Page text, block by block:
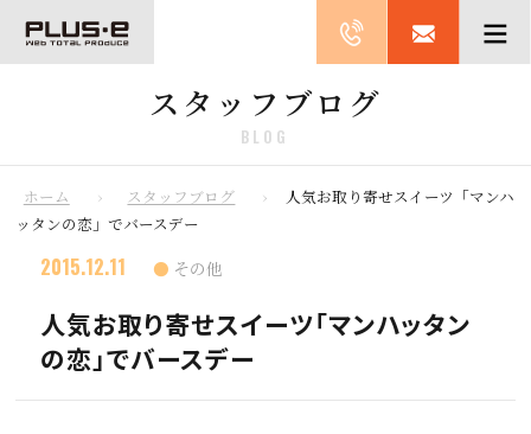
スタッフブログ
BLOG
ホーム スタッフブログ
人気お取り寄せスイーツ「マンハ
ッタンの恋」でバースデー
2015.12.11 その他
人気お取り寄せスイーツ「マンハッタン
の恋」でバースデー